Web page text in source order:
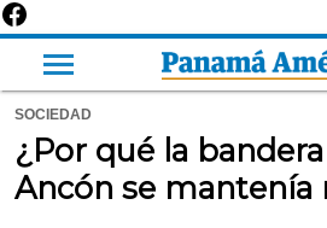
SOCIEDAD
¿Por qué la
Ancón se mantenía